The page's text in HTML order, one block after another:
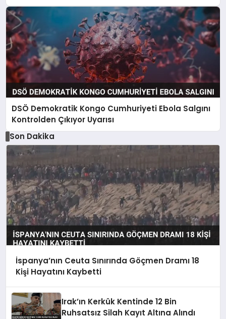
DSÖ Demokratik Kongo Cumhuriyeti Ebola Salgını
Kontrolden Çıkıyor Uyarısı
Son Dakika
İspanya’nın Ceuta Sınırında Göçmen Dramı 18
Kişi Hayatını Kaybetti
Irak’ın Kerkük Kentinde 12 Bin
Ruhsatsız Silah Kayıt Altına Alındı